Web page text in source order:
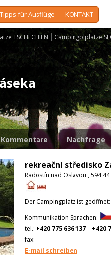
Tipps für Ausflüge KONTAKT
TSCHECHIEN Campingplplätze
Kommentare Nachfrage
rekreační středisko
Radostín nad Oslavou , 594
Der Campingplatz ist geöffnet:
Kommunikation Sprachen:
tel.: +420 775 636 137
+420
fax:
E-mail schreiben